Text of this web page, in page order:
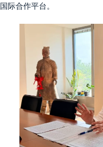
国际合作平台。